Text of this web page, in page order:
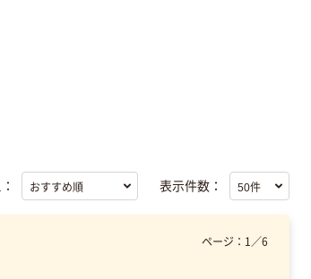
表示件数：
ページ： 1 ／6